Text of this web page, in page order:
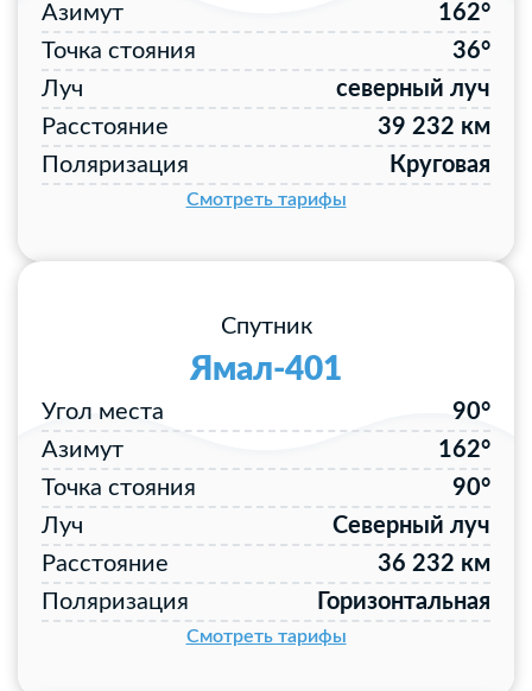
Азимут
162°
Точка стояния
36°
Луч
северный луч
Расстояние
39 232 км
Поляризация
Круговая
Смотреть тарифы
Спутник
Ямал-401
Угол места
90°
Азимут
162°
Точка стояния
90°
Луч
Северный луч
Расстояние
36 232 км
Поляризация
Горизонтальная
Смотреть тарифы